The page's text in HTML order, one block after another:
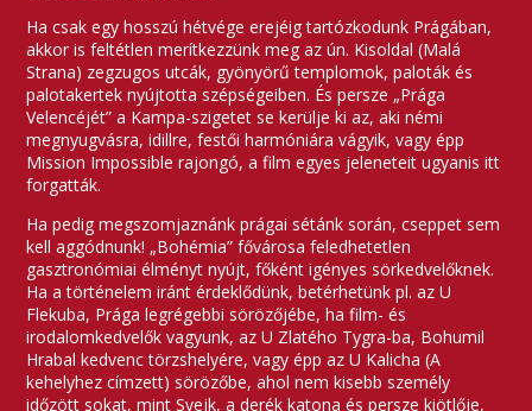
Ha csak egy hosszú hétvége erejéig tartózkodunk Prágában,
akkor is feltétlen merítkezzünk meg az ún. Kisoldal (Malá
Strana) zegzugos utcák, gyönyörű templomok, paloták és
palotakertek nyújtotta szépségeiben. És persze „Prága
Velencéjét” a Kampa-szigetet se kerülje ki az, aki némi
megnyugvásra, idillre, festői harmóniára vágyik, vagy épp
Mission Impossible rajongó, a film egyes jeleneteit ugyanis itt
forgatták.
Ha pedig megszomjaznánk prágai sétánk során, cseppet sem
kell aggódnunk! „Bohémia” fővárosa feledhetetlen
gasztronómiai élményt nyújt, főként igényes sörkedvelőknek.
Ha a történelem iránt érdeklődünk, betérhetünk pl. az U
Flekuba, Prága legrégebbi sörözőjébe, ha film- és
irodalomkedvelők vagyunk, az U Zlatého Tygra-ba, Bohumil
Hrabal kedvenc törzshelyére, vagy épp az U Kalicha (A
kehelyhez címzett) sörözőbe, ahol nem kisebb személy
időzött sokat, mint Svejk, a derék katona és persze kiötlője,